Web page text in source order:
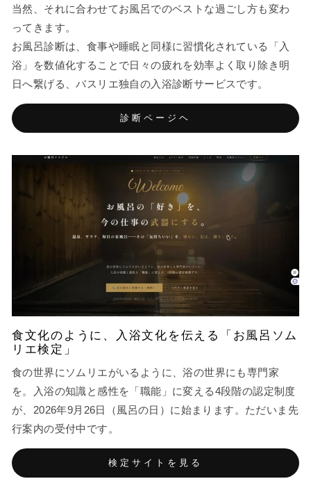
当然、それに合わせてお風呂でのベストな過ごし方も変わ
ってきます。
お風呂診断は、食事や睡眠と同様に習慣化されている「入
浴」を数値化することで日々の疲れを効率よく取り除き明
日へ繋げる、バスリエ独自の入浴診断サービスです。
診断ページヘ
食文化のように、入浴文化を伝える「お風呂ソム
リエ検定」
食の世界にソムリエがいるように、浴の世界にも専門家
を。入浴の知識と感性を「職能」に変える4段階の認定制度
が、2026年9月26日（風呂の日）に始まります。ただいま先
行案内の受付中です。
検定サイトを見る